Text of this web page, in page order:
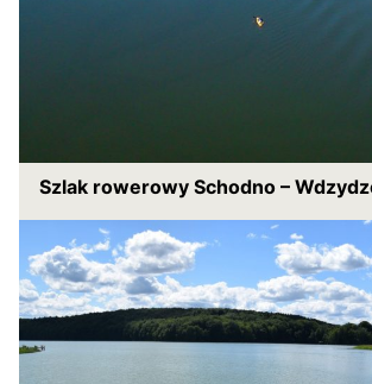
Szlak rowerowy Schodno –